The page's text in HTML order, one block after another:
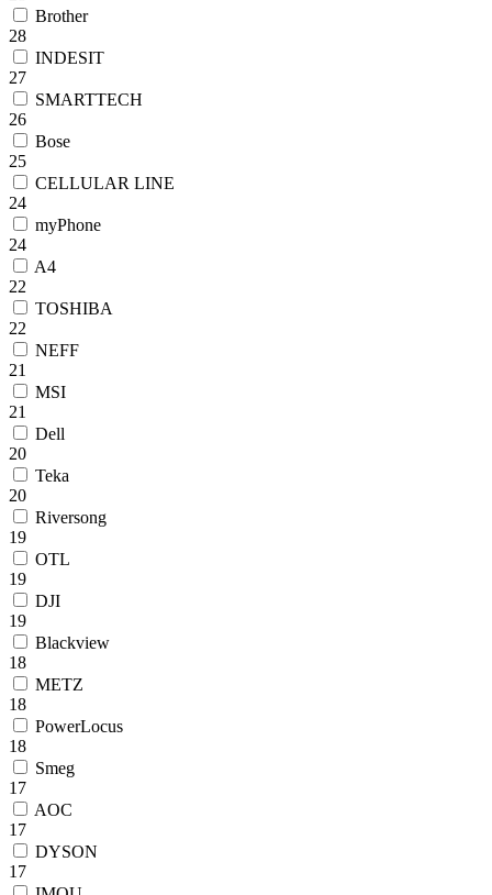
Brother
28
INDESIT
27
SMARTTECH
26
Bose
25
CELLULAR LINE
24
myPhone
24
A4
22
TOSHIBA
22
NEFF
21
MSI
21
Dell
20
Teka
20
Riversong
19
OTL
19
DJI
19
Blackview
18
METZ
18
PowerLocus
18
Smeg
17
AOC
17
DYSON
17